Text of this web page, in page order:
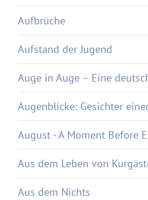
Aufbrüche
Aufstand der Jugend
Auge in Auge – Eine
Augenblicke: Gesichter
August - A Moment Before
Aus dem Leben von
Aus dem Nichts